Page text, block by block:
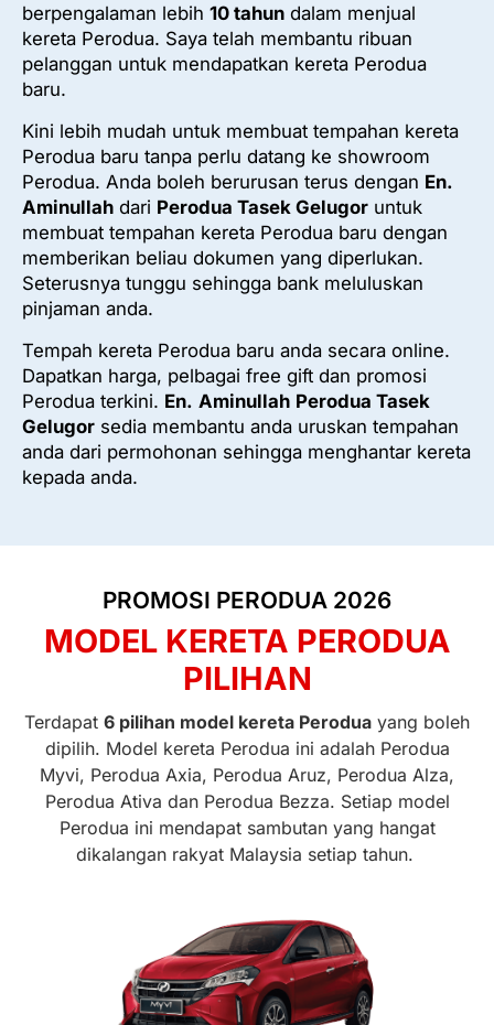
berpengalaman lebih 10 tahun dalam menjual
kereta Perodua. Saya telah membantu ribuan
pelanggan untuk mendapatkan kereta Perodua
baru.
Kini lebih mudah untuk membuat tempahan kereta
Perodua baru tanpa perlu datang ke showroom
Perodua. Anda boleh berurusan terus dengan En.
Aminullah dari Perodua Tasek Gelugor untuk
membuat tempahan kereta Perodua baru dengan
memberikan beliau dokumen yang diperlukan.
Seterusnya tunggu sehingga bank meluluskan
pinjaman anda.
Tempah kereta Perodua baru anda secara online.
Dapatkan harga, pelbagai free gift dan promosi
Perodua terkini. En. Aminullah Perodua Tasek
Gelugor sedia membantu anda uruskan tempahan
anda dari permohonan sehingga menghantar kereta
kepada anda.
PROMOSI PERODUA 2026
MODEL KERETA PERODUA
PILIHAN
Terdapat 6 pilihan model kereta Perodua yang boleh
dipilih. Model kereta Perodua ini adalah Perodua
Myvi, Perodua Axia, Perodua Aruz, Perodua Alza,
Perodua Ativa dan Perodua Bezza. Setiap model
Perodua ini mendapat sambutan yang hangat
dikalangan rakyat Malaysia setiap tahun.